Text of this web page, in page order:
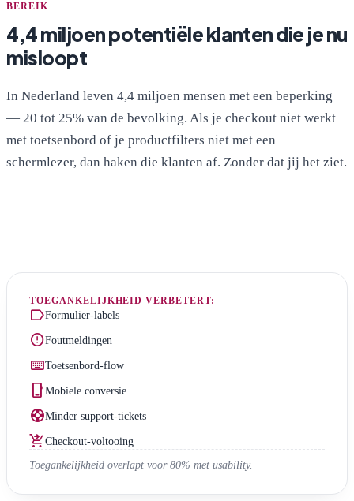
BEREIK
4,4 miljoen potentiële klanten die je nu
misloopt
In Nederland leven 4,4 miljoen mensen met een beperking
— 20 tot 25% van de bevolking. Als je checkout niet werkt
met toetsenbord of je productfilters niet met een
schermlezer, dan haken die klanten af. Zonder dat jij het ziet.
TOEGANKELIJKHEID VERBETERT:
labelFormulier-labels
errorFoutmeldingen
keyboardToetsenbord-flow
phone_iphoneMobiele conversie
supportMinder support-tickets
shopping_cart_checkoutCheckout-voltooing
Toegankelijkheid overlapt voor 80% met usability.